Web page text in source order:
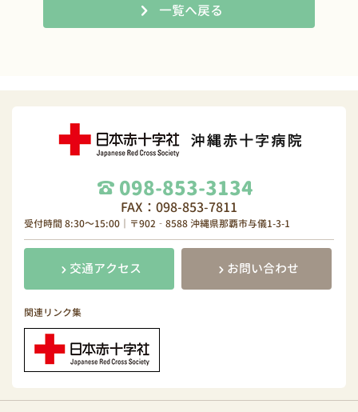
一覧へ戻る
098-853-3134
FAX：098-853-7811
受付時間 8:30～15:00｜〒902‐8588 沖縄県那覇市与儀1-3-1
交通アクセス お問い合わせ
関連リンク集